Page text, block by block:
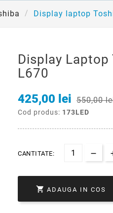
Display laptop
Display
L670
425,00 lei 550,00
Cod produs: 173LED
CANTITATE:
 ADAUGA IN COS